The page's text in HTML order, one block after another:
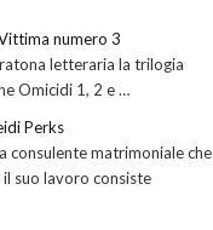
numero 3
letteraria la trilogia
Omicidi 1, 2 e …
Perks
consulente matrimoniale che
suo lavoro consiste